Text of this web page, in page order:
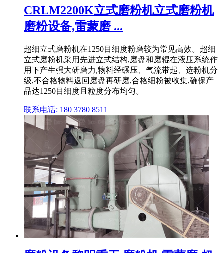
CRLM2200K立式磨粉机立式磨粉机
磨粉设备,雷蒙磨 ...
超细立式磨粉机在1250目细度粉磨较为常见高效。超细
立式磨粉机采用先进立式结构,磨盘和磨辊在液压系统作
用下产生强大研磨力,物料经碾压、气流带起、选粉机分
级,不合格物料返回磨盘再研磨,合格细粉被收集,确保产
品达1250目细度且粒度分布均匀。
联系电话: 180 3780 8511